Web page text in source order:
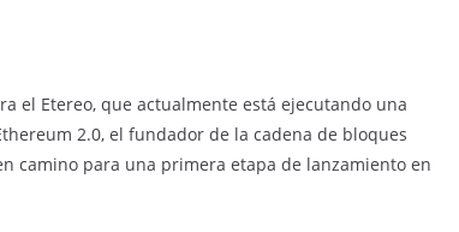
el Etereo, que actualmente está ejecutando una
2.0, el fundador de la cadena de bloques
camino para una primera etapa de lanzamiento en